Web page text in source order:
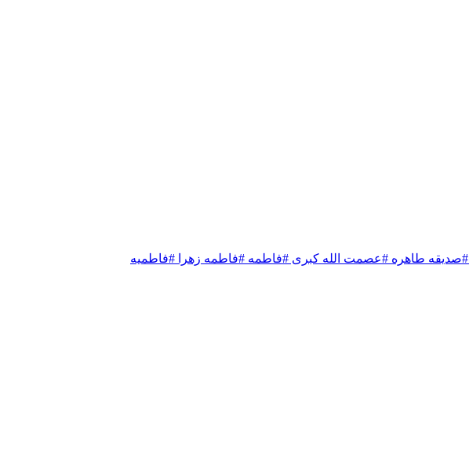
#صدیقه طاهره #عصمت الله کبری #فاطمه #فاطمه زهرا #فاطميه